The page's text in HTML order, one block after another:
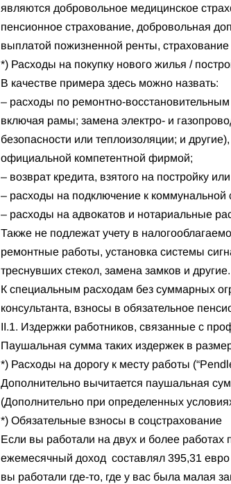
являются добровольное медицинское
пенсионное страхование, добровольная
выплатой пожизненной ренты,
*) Расходы на покупку нового жилья /
В качестве примера здесь можно назвать:
– расходы по ремонтно-
включая рамы; замена электро- и
безопасности или теплоизоляции; и
официальной компетентной фирмой;
– возврат кредита, взятого на постройку
– расходы на подключение к коммунальной
– расходы на адвокатов и нотариальные
Также не подлежат учету в
ремонтные работы, установка системы
треснувших стекол, замена замков и другие.
К специальным расходам без суммарных
консультанта, взносы в обязательное
II.1. Издержки работников, связанные с
Паушальная сумма таких издержек в
*) Расходы на дорогу к месту работы
Дополнительно вычитается паушальная
(Дополнительно при определенных
*) Обязательные взносы в соцстрахование
Если вы работали на двух и более
ежемесячный доход составлял 395,31 евро
вы работали где-то, где у вас была малая